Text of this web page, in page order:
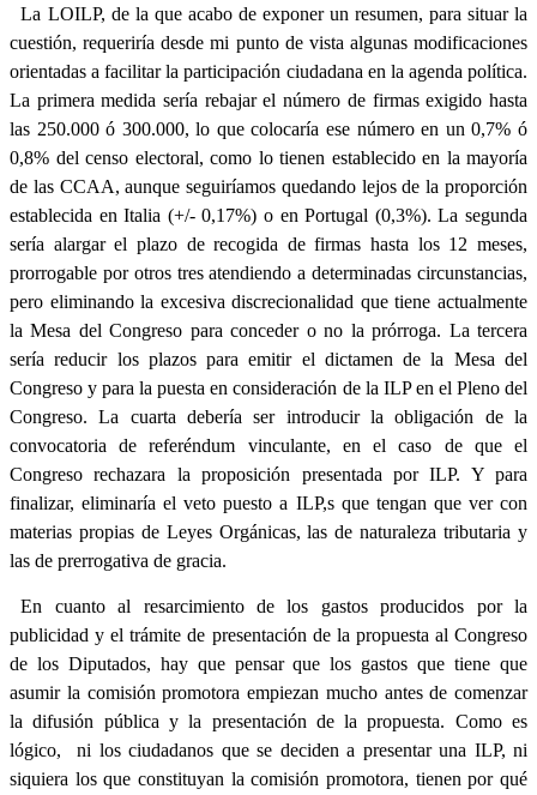
La LOILP, de la que acabo de exponer un resumen, para situar la
cuestión, requeriría desde mi punto de vista algunas modificaciones
orientadas a facilitar la participación ciudadana en la agenda política.
La primera medida sería rebajar el número de firmas exigido hasta
las 250.000 ó 300.000, lo que colocaría ese número en un 0,7% ó
0,8% del censo electoral, como lo tienen establecido en la mayoría
de las CCAA, aunque seguiríamos quedando lejos de la proporción
establecida en Italia (+/- 0,17%) o en Portugal (0,3%). La segunda
sería alargar el plazo de recogida de firmas hasta los 12 meses,
prorrogable por otros tres atendiendo a determinadas circunstancias,
pero eliminando la excesiva discrecionalidad que tiene actualmente
la Mesa del Congreso para conceder o no la prórroga. La tercera
sería reducir los plazos para emitir el dictamen de la Mesa del
Congreso y para la puesta en consideración de la ILP en el Pleno del
Congreso. La cuarta debería ser introducir la obligación de la
convocatoria de referéndum vinculante, en el caso de que el
Congreso rechazara la proposición presentada por ILP. Y para
finalizar, eliminaría el veto puesto a ILP,s que tengan que ver con
materias propias de Leyes Orgánicas, las de naturaleza tributaria y
las de prerrogativa de gracia.
En cuanto al resarcimiento de los gastos producidos por la
publicidad y el trámite de presentación de la propuesta al Congreso
de los Diputados, hay que pensar que los gastos que tiene que
asumir la comisión promotora empiezan mucho antes de comenzar
la difusión pública y la presentación de la propuesta. Como es
lógico,
ni los ciudadanos que se deciden a presentar una ILP, ni
siquiera los que constituyan la comisión promotora, tienen por qué